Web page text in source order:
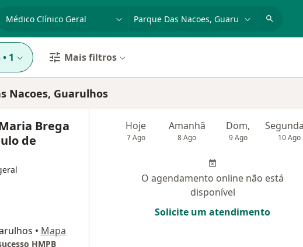
especialidade, doença ou nome
• 1 Mais filtros
Nacoes, Guarulhos
Brega
de
• Mapa
HMPB
Hoje
7 Ago
Amanhã
8 Ago
Dom,
9 Ago 10 Ago
O agendamento online não está
disponível
Solicite um atendimento